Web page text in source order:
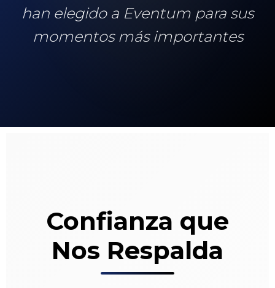
han elegido a Eventum para sus
momentos más importantes
Confianza que
Nos Respalda